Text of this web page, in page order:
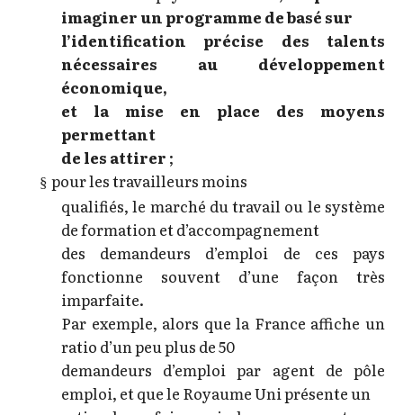
imaginerun programme de basé sur
l’identification précise des talents
nécessaires au développement
économique,
et la mise en place des moyens
permettant
de les attirer ;
§ pour les travailleurs moins
qualifiés, le marché du travail ou le système
de formation et d’accompagnement
des demandeurs d’emploi de ces pays
fonctionne souvent d’une façon très
imparfaite.
Par exemple, alors que la France affiche un
ratio d’un peu plus de 50
demandeurs d’emploi par agent de pôle
emploi, et que le Royaume Uni présente un